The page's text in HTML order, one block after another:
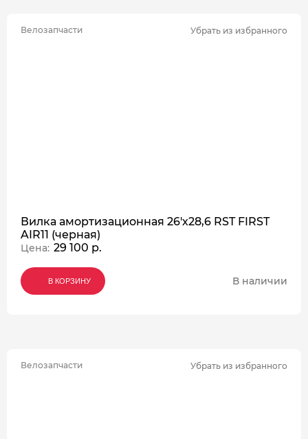
Велозапчасти Убрать из избранного
Вилка амортизационная 26'х28,6 RST FIRST
AIR11 (черная)
Цена: 29 100 р.
В КОРЗИНУ
В КОРЗИНУ
В КОРЗИНУ В наличии
Велозапчасти Убрать из избранного